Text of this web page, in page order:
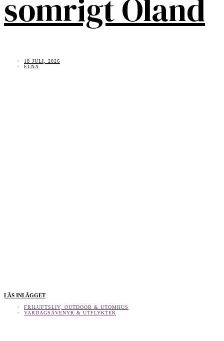
somrigt Öland
18 JULI, 2026
ELNA
LÄS INLÄGGET
FRILUFTSLIV, OUTDOOR & UTOMHUS
VARDAGSÄVENYR & UTFLYKTER